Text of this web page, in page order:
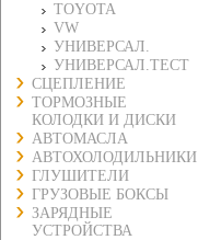
TOYOTA
VW
УНИВЕРСАЛ.
УНИВЕРСАЛ.ТЕСТ
СЦЕПЛЕНИЕ
ТОРМОЗНЫЕ
КОЛОДКИ И ДИСКИ
АВТОМАСЛА
АВТОХОЛОДИЛЬНИКИ
ГЛУШИТЕЛИ
ГРУЗОВЫЕ БОКСЫ
ЗАРЯДНЫЕ
УСТРОЙСТВА